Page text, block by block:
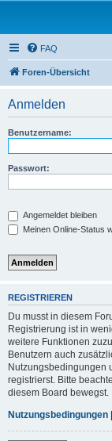
FAQ
Foren-Übersicht
Anmelden
Benutzername:
Passwort:
Angemeldet bleiben
Meinen Online-Status
REGISTRIEREN
Du musst in diesem
Registrierung ist in
weitere Funktionen
Benutzern auch
Nutzungsbedingungen
registrierst. Bitte
diesem Board bewegst.
Nutzungsbedingungen |